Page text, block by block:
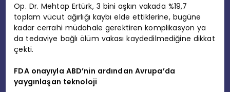
Op. Dr. Mehtap Ertürk, 3 bini aşkın vakada %19,7
toplam vücut ağırlığı kaybı elde ettiklerine, bugüne
kadar cerrahi müdahale gerektiren komplikasyon ya
da tedaviye bağlı ölüm vakası kaydedilmediğine dikkat
çekti.
FDA onayıyla ABD’nin ardından Avrupa’da
yaygınlaşan teknoloji